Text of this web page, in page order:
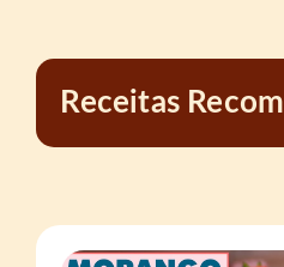
Receitas